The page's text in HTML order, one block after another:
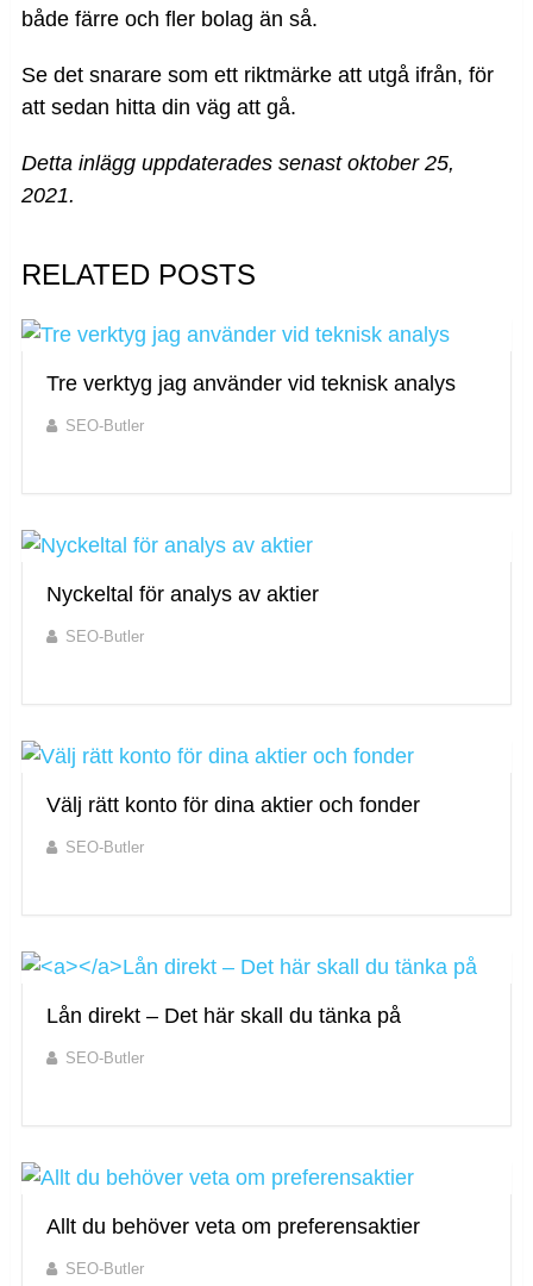
både färre och fler bolag än så.
Se det snarare som ett riktmärke att utgå ifrån, för
att sedan hitta din väg att gå.
Detta inlägg uppdaterades senast oktober 25,
2021.
RELATED POSTS
Tre verktyg jag använder vid teknisk analys
SEO-Butler
Nyckeltal för analys av aktier
SEO-Butler
Välj rätt konto för dina aktier och fonder
SEO-Butler
Lån direkt – Det här skall du tänka på
SEO-Butler
Allt du behöver veta om preferensaktier
SEO-Butler